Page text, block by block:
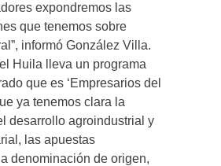
expondremos las
que tenemos sobre
informó González Villa.
Huila lleva un programa
que es ‘Empresarios del
ya tenemos clara la
desarrollo agroindustrial y
las apuestas
denominación de origen,